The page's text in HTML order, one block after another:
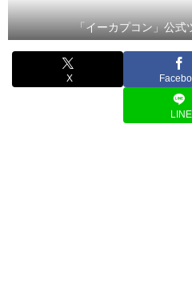
「イーカプコン」公式
X
LINE